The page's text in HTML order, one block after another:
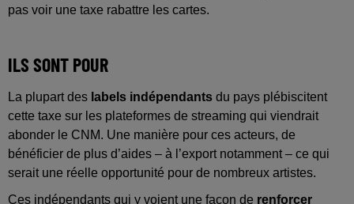
pas voir une taxe rabattre les cartes.
ILS SONT POUR
La plupart des labels indépendants du pays plébiscitent
cette taxe sur les plateformes de streaming qui viendrait
abonder le CNM. Une manière pour ces acteurs, de
bénéficier de plus d’aides – à l’export notamment – ce qui
serait une réelle opportunité pour de nombreux artistes.
Ces indépendants qui y voient une façon de renforcer